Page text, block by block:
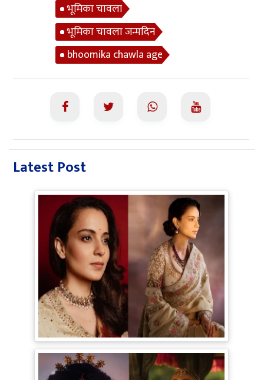
भूमिका चावला
भूमिका चावला जन्मदिन
bhoomika chawla age
Latest Post
Bollywood Gossip: Gen Z को 'गटरछाप'
कहने वाली Kangana Ranaut के बदले सुर, दी
Digital Age में जीने की सीख